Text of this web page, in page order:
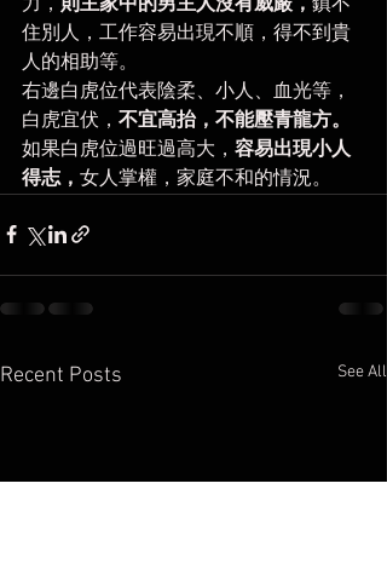
住別人，工作容易出現不順，得不到貴
人的相助等。
右邊白虎位代表陰柔、小人、血光等，
白虎宜伏， 不宜高抬，不能壓青龍方。
如果白虎位過旺過高大， 容易出現小人
得志， 女人掌權，家庭不和的情況。
Recent Posts See All